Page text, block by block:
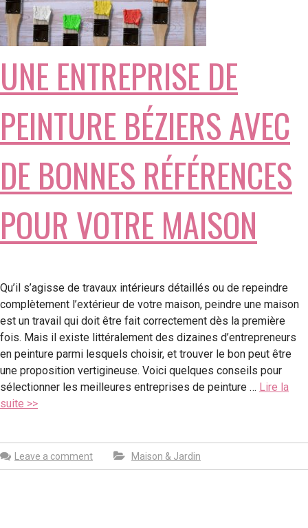
UNE ENTREPRISE DE
PEINTURE BÉZIERS AVEC
DE BONNES RÉFÉRENCES
POUR VOTRE MAISON
Qu’il s’agisse de travaux intérieurs détaillés ou de repeindre
complètement l’extérieur de votre maison, peindre une maison
est un travail qui doit être fait correctement dès la première
fois. Mais il existe littéralement des dizaines d’entrepreneurs
en peinture parmi lesquels choisir, et trouver le bon peut être
une proposition vertigineuse. Voici quelques conseils pour
sélectionner les meilleures entreprises de peinture … Lire la
suite >>
Leave a comment Maison & Jardin